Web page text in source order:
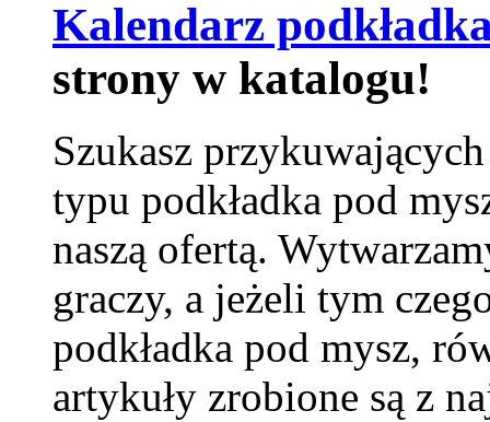
Kalendarz
strony w katalogu!
Szukasz
typu podkładka pod
naszą ofertą.
graczy, a jeżeli tym
podkładka pod mysz,
artykuły zrobione są z